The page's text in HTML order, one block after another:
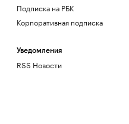
Подписка на РБК
Корпоративная подписка
Уведомления
RSS Новости